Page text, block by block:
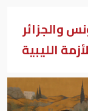
والجزائر
الليبية